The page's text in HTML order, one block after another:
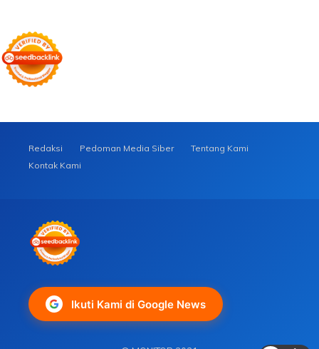
Redaksi Pedoman Media Siber
Tentang Kami
Kontak Kami
Ikuti Kami di Google News